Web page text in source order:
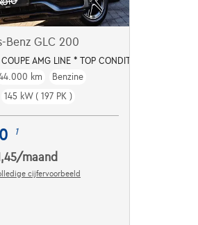
Benz GLC 200
COUPE AMG LINE * TOP CONDITION / 1HD. *
km
Benzine
145 kW ( 197 PK )
1
/maand
cijfervoorbeeld